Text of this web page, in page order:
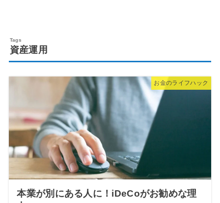
資産運用
お金のライフハック
本業が別にある人に！iDeCoがお勧めな理